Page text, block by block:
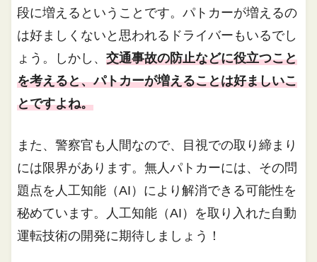
段に増えるということです。パトカーが増えるの
は好ましくないと思われるドライバーもいるでし
ょう。しかし、交通事故の防止などに役立つこと
を考えると、パトカーが増えることは好ましいこ
とですよね。
また、警察官も人間なので、目視での取り締まり
には限界があります。無人パトカーには、その問
題点を人工知能（AI）により解消できる可能性を
秘めています。人工知能（AI）を取り入れた自動
運転技術の開発に期待しましょう！